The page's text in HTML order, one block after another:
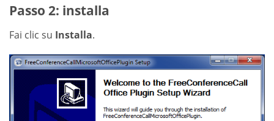
Passo 2: installa
Fai clic su Installa.